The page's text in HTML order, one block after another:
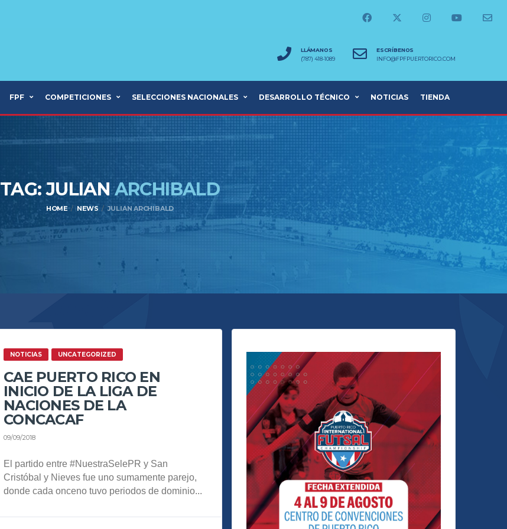
LLÁMANOS
(787) 418-1089
ESCRÍBENOS
INFO@FPFPUERTORICO.COM
FPF COMPETICIONES SELECCIONES NACIONALES DESARROLLO TÉCNICO NOTICIAS TIENDA
TAG: JULIANARCHIBALD
HOME NEWS JULIAN ARCHIBALD
NOTICIAS UNCATEGORIZED
CAE PUERTO RICO EN
INICIO DE LA LIGA DE
NACIONES DE LA
CONCACAF
09/09/2018
El partido entre #NuestraSelePR y San
Cristóbal y Nieves fue uno sumamente parejo,
donde cada onceno tuvo periodos de dominio...